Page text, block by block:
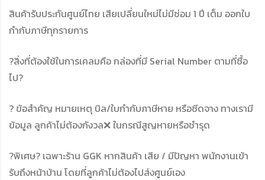
สินค้ารับประกันศูนย์ไทย เสียเปลี่ยนใหม่ไม่มีซ่อม 1 ปี เต็ม ออกใบ
กำกับภาษีทุกรายการ
?สิ่งที่ต้องใช้ในการเคลมคือ กล่องที่มี Serial Number ตามที่ซื้อ
ไป?
? ข้อสำคัญ หมายเหตุ บิล/ใบกำกับภาษีหาย หรือซีดจาง ทางเรามี
ข้อมูล ลูกค้าไม่ต้องกังวล❌ ในกรณีสูญหายหรือชำรุด
?พิเศษ? เฉพาะร้าน GGK หากสินค้า เสีย / มีปัญหา พนักงานเข้า
รับถึงหน้าบ้าน โดยที่ลูกค้าไม่ต้องไปส่งศูนย์เอง